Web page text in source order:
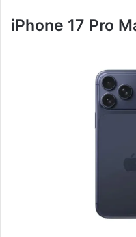
iPhone 17 Pro